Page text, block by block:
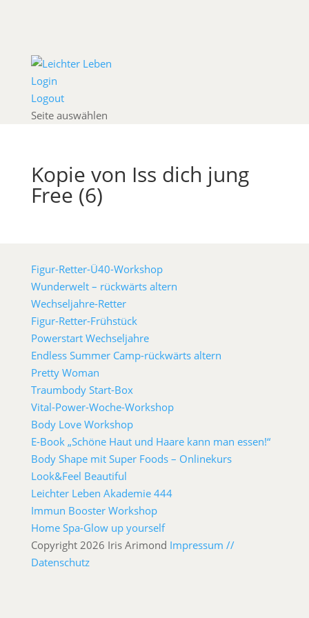
Login
Logout
Seite auswählen
Kopie von Iss dich jung
Free (6)
Figur-Retter-Ü40-Workshop
Wunderwelt – rückwärts altern
Wechseljahre-Retter
Figur-Retter-Frühstück
Powerstart Wechseljahre
Endless Summer Camp-rückwärts altern
Pretty Woman
Traumbody Start-Box
Vital-Power-Woche-Workshop
Body Love Workshop
E-Book „Schöne Haut und Haare kann man essen!“
Body Shape mit Super Foods – Onlinekurs
Look&Feel Beautiful
Leichter Leben Akademie 444
Immun Booster Workshop
Home Spa-Glow up yourself
Copyright 2026 Iris Arimond Impressum //
Datenschutz